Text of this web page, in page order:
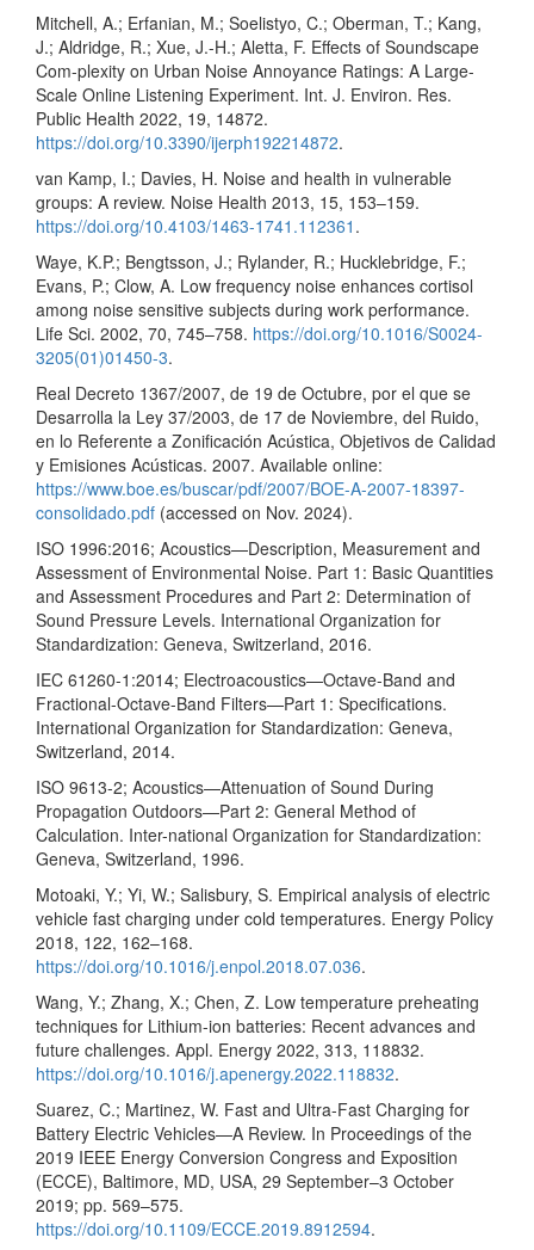
Mitchell, A.; Erfanian, M.; Soelistyo, C.; Oberman, T.; Kang,
J.; Aldridge, R.; Xue, J.-H.; Aletta, F. Effects of Soundscape
Com-plexity on Urban Noise Annoyance Ratings: A Large-
Scale Online Listening Experiment. Int. J. Environ. Res.
Public Health 2022, 19, 14872.
https://doi.org/10.3390/ijerph192214872.
van Kamp, I.; Davies, H. Noise and health in vulnerable
groups: A review. Noise Health 2013, 15, 153–159.
https://doi.org/10.4103/1463-1741.112361 .
Waye, K.P.; Bengtsson, J.; Rylander, R.; Hucklebridge, F.;
Evans, P.; Clow, A. Low frequency noise enhances cortisol
among noise sensitive subjects during work performance.
Life Sci. 2002, 70, 745–758. https://doi.org/10.1016/S0024-
3205(01)01450-3.
Real Decreto 1367/2007, de 19 de Octubre, por el que se
Desarrolla la Ley 37/2003, de 17 de Noviembre, del Ruido,
en lo Referente a Zonificación Acústica, Objetivos de Calidad
y Emisiones Acústicas. 2007. Available online:
https://www.boe.es/buscar/pdf/2007/BOE-A-2007-18397-
consolidado.pdf (accessed on Nov. 2024).
ISO 1996:2016; Acoustics—Description, Measurement and
Assessment of Environmental Noise. Part 1: Basic Quantities
and Assessment Procedures and Part 2: Determination of
Sound Pressure Levels. International Organization for
Standardization: Geneva, Switzerland, 2016.
IEC 61260-1:2014; Electroacoustics—Octave-Band and
Fractional-Octave-Band Filters—Part 1: Specifications.
International Organization for Standardization: Geneva,
Switzerland, 2014.
ISO 9613-2; Acoustics—Attenuation of Sound During
Propagation Outdoors—Part 2: General Method of
Calculation. Inter-national Organization for Standardization:
Geneva, Switzerland, 1996.
Motoaki, Y.; Yi, W.; Salisbury, S. Empirical analysis of electric
vehicle fast charging under cold temperatures. Energy Policy
2018, 122, 162–168.
https://doi.org/10.1016/j.enpol.2018.07.036.
Wang, Y.; Zhang, X.; Chen, Z. Low temperature preheating
techniques for Lithium-ion batteries: Recent advances and
future challenges. Appl. Energy 2022, 313, 118832.
https://doi.org/10.1016/j.apenergy.2022.118832.
Suarez, C.; Martinez, W. Fast and Ultra-Fast Charging for
Battery Electric Vehicles—A Review. In Proceedings of the
2019 IEEE Energy Conversion Congress and Exposition
(ECCE), Baltimore, MD, USA, 29 September–3 October
2019; pp. 569–575.
https://doi.org/10.1109/ECCE.2019.8912594.